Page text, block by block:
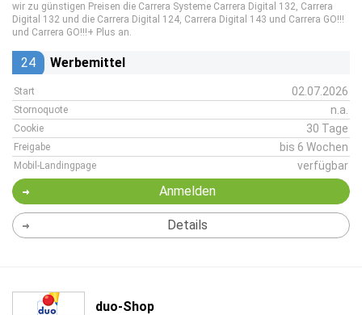
wir zu günstigen Preisen die Carrera Systeme Carrera Digital 132, Carrera
Digital 132 und die Carrera Digital 124, Carrera Digital 143 und Carrera GO!!!
und Carrera GO!!!+ Plus an.
24 Werbemittel
Start 02.07.2026
Stornoquote n.a.
Cookie 30 Tage
Freigabe bis 6 Wochen
Mobil-Landingpage verfügbar
Anmelden
Details
duo-Shop